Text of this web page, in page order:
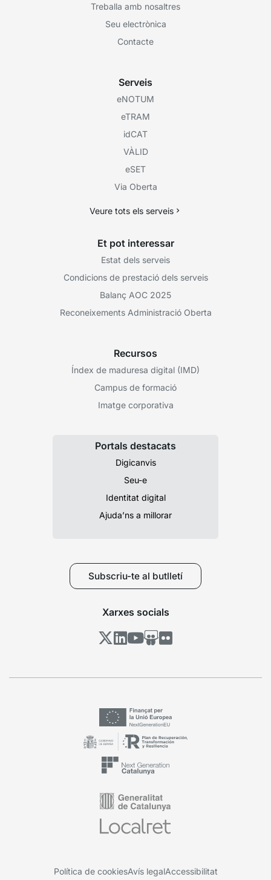
Treballa amb nosaltres
Seu electrònica
Contacte
Serveis
eNOTUM
eTRAM
idCAT
VÀLID
eSET
Via Oberta
Veure tots els serveis
Et pot interessar
Estat dels serveis
Condicions de prestació dels serveis
Balanç AOC 2025
Reconeixements Administració Oberta
Recursos
Índex de maduresa digital (IMD)
Campus de formació
Imatge corporativa
Portals destacats
Digicanvis
Seu-e
Identitat digital
Ajuda’ns a millorar
Subscriu-te al butlletí
Xarxes socials
Política de cookiesAvís legalAccessibilitat